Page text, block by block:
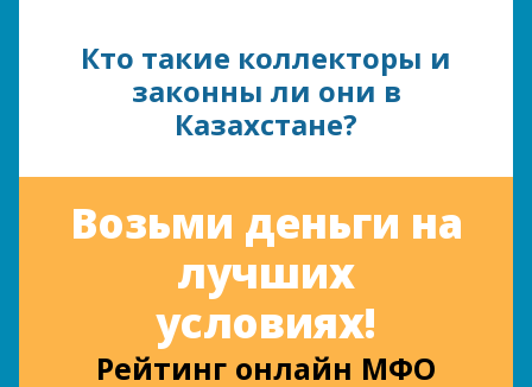
Кто такие коллекторы и
законны ли они в
Казахстане?
Возьми деньги на
лучших
условиях!
Рейтинг онлайн МФО